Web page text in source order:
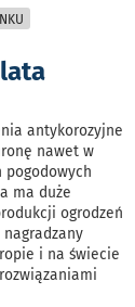
antykorozyjne
nawet w
ma duże
ogrodzeń
i na świecie